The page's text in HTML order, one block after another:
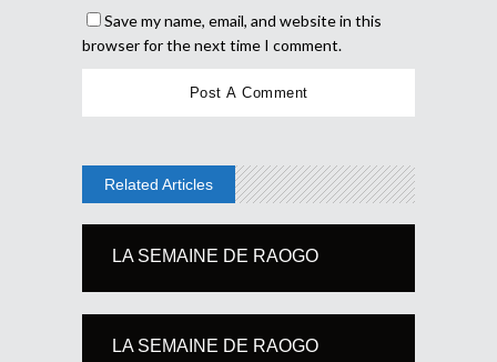
Save my name, email, and website in this
browser for the next time I comment.
Related Articles
LA SEMAINE DE RAOGO
LA SEMAINE DE RAOGO